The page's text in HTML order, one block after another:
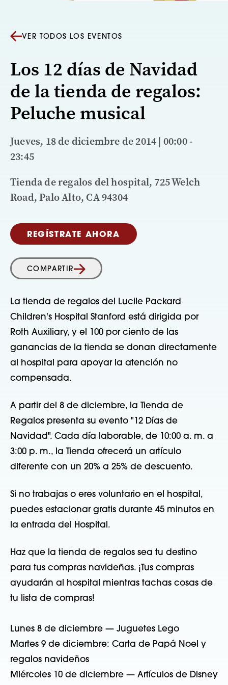
VER TODOS LOS EVENTOS
Los 12 días de Navidad
de la tienda de regalos:
Peluche musical
Jueves, 18 de diciembre de 2014 | 00:00 -
23:45
Tienda de regalos del hospital, 725 Welch
Road, Palo Alto, CA 94304
REGÍSTRATE AHORA
COMPARTIR
La tienda de regalos del Lucile Packard
Children's Hospital Stanford está dirigida por
Roth Auxiliary, y el 100 por ciento de las
ganancias de la tienda se donan directamente
al hospital para apoyar la atención no
compensada.
A partir del 8 de diciembre, la Tienda de
Regalos presenta su evento "12 Días de
Navidad". Cada día laborable, de 10:00 a. m. a
3:00 p. m., la Tienda ofrecerá un artículo
diferente con un 20% a 25% de descuento.
Si no trabajas o eres voluntario en el hospital,
puedes estacionar gratis durante 45 minutos en
la entrada del Hospital.
Haz que la tienda de regalos sea tu destino
para tus compras navideñas. ¡Tus compras
ayudarán al hospital mientras tachas cosas de
tu lista de compras!
Lunes 8 de diciembre — Juguetes Lego
Martes 9 de diciembre: Carta de Papá Noel y
regalos navideños
Miércoles 10 de diciembre — Artículos de Disney